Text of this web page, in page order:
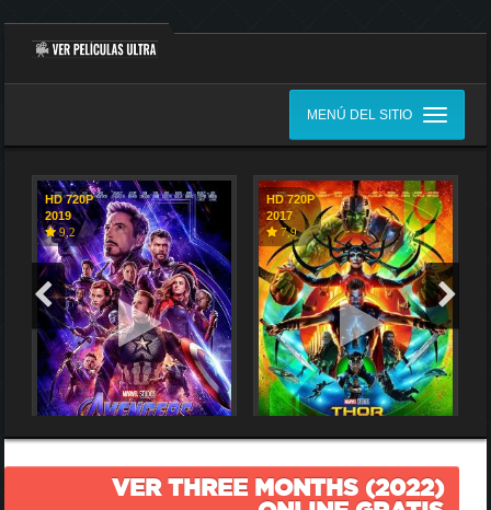
MENÚ DEL SITIO
HD 720P
2019
9,2
HD 720P
2017
7,9
VER THREE MONTHS (2022)